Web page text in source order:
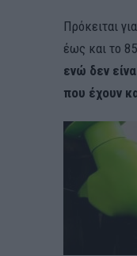
Πρόκειται
έως και το
ενώ δεν
που έχουν